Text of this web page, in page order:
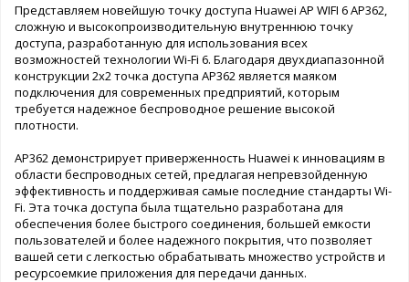
Представляем новейшую точку доступа Huawei AP WIFI 6 AP362,
сложную и высокопроизводительную внутреннюю точку
доступа, разработанную для использования всех
возможностей технологии Wi-Fi 6. Благодаря двухдиапазонной
конструкции 2x2 точка доступа AP362 является маяком
подключения для современных предприятий, которым
требуется надежное беспроводное решение высокой
плотности.
AP362 демонстрирует приверженность Huawei к инновациям в
области беспроводных сетей, предлагая непревзойденную
эффективность и поддерживая самые последние стандарты Wi-
Fi. Эта точка доступа была тщательно разработана для
обеспечения более быстрого соединения, большей емкости
пользователей и более надежного покрытия, что позволяет
вашей сети с легкостью обрабатывать множество устройств и
ресурсоемкие приложения для передачи данных.